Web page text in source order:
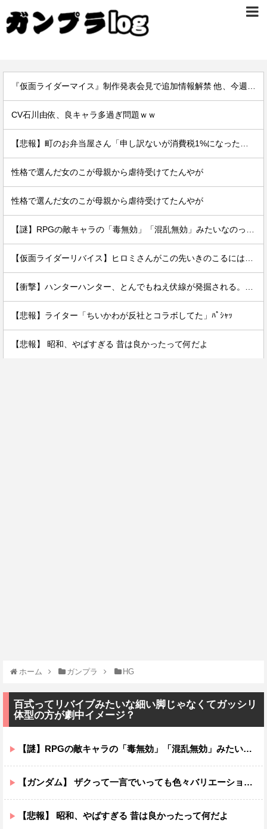
CV石川由依、良キャラ多過ぎ問題ｗｗ
性格で選んだ女のこが母親から虐待受けてたんやが
性格で選んだ女のこが母親から虐待受けてたんやが
【悲報】ライター「ちいかわが反社とコラボしてた」ﾊﾟｼｬｯ
【悲報】 昭和、やばすぎる 昔は良かったって何だよ
ホーム ガンプラ HG
百式ってリバイブみたいな細い脚じゃなくてガッシリ
体型の方が劇中イメージ？
【謎】RPGの敵キャラの「毒無効」「混乱無効」みたいなのって冷静に考えるとおかしいよな
【ガンダム】 ザクって一言でいっても色々バリエーションがあるよね
【悲報】 昭和、やばすぎる 昔は良かったって何だよ